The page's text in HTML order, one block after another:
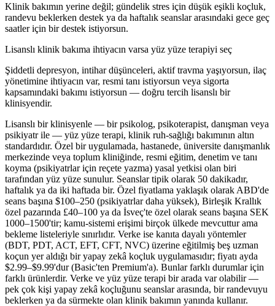
Klinik bakımın yerine değil; gündelik stres için düşük eşikli koçluk,
randevu beklerken destek ya da haftalık seanslar arasındaki gece geç
saatler için bir destek istiyorsun.
Lisanslı klinik bakıma ihtiyacın varsa yüz yüze terapiyi seç
Şiddetli depresyon, intihar düşünceleri, aktif travma yaşıyorsun, ilaç
yönetimine ihtiyacın var, resmi tanı istiyorsun veya sigorta
kapsamındaki bakımı istiyorsun — doğru tercih lisanslı bir
klinisyendir.
Lisanslı bir klinisyenle — bir psikolog, psikoterapist, danışman veya
psikiyatr ile — yüz yüze terapi, klinik ruh-sağlığı bakımının altın
standardıdır. Özel bir uygulamada, hastanede, üniversite danışmanlık
merkezinde veya toplum kliniğinde, resmi eğitim, denetim ve tanı
koyma (psikiyatrlar için reçete yazma) yasal yetkisi olan biri
tarafından yüz yüze sunulur. Seanslar tipik olarak 50 dakikadır,
haftalık ya da iki haftada bir. Özel fiyatlama yaklaşık olarak ABD'de
seans başına $100–250 (psikiyatrlar daha yüksek), Birleşik Krallık
özel pazarında £40–100 ya da İsveç'te özel olarak seans başına SEK
1000–1500'tir; kamu-sistemi erişimi birçok ülkede mevcuttur ama
bekleme listeleriyle sınırlıdır. Verke ise kanıta dayalı yöntemler
(BDT, PDT, ACT, EFT, CFT, NVC) üzerine eğitilmiş beş uzman
koçun yer aldığı bir yapay zekâ koçluk uygulamasıdır; fiyatı ayda
$2.99–$9.99'dur (Basic'ten Premium'a). Bunlar farklı durumlar için
farklı ürünlerdir. Verke ve yüz yüze terapi bir arada var olabilir —
pek çok kişi yapay zekâ koçluğunu seanslar arasında, bir randevuyu
beklerken ya da sürmekte olan klinik bakımın yanında kullanır.